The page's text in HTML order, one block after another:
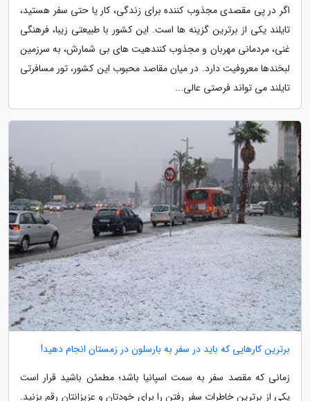
اگر در پی مقصدی مجذوب کننده برای زندگی، کار یا حتی سفر هستید،
تایلند یکی از برترین گزینه ها است. این کشور با طبیعتی زیبا، فرهنگی
غنی، مردمانی مهربان و مجذوب کنندهیت های بی شمارش، به سرزمین
لبخندها معروفیت دارد. در میان مقاصد محبوب این کشور، تور مسافرتی
تایلند می تواند فرصتی عالی...
برترین کارهایی که باید در سفر به بارسلون در زمستان انجام دهید!
زمانی که مقصد سفر به سمت اسپانیا باشد؛ مطمئن باشید قرار است
یکی از برترین خاطرات سفر رفتن را برای خودتان و عزیزانتان رقم بزنید.